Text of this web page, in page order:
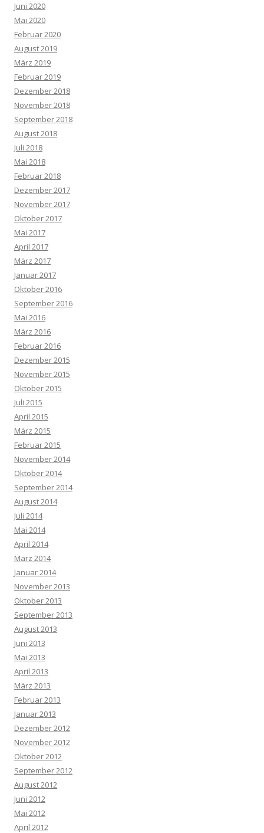
Juni 2020
Mai 2020
Februar 2020
August 2019
März 2019
Februar 2019
Dezember 2018
November 2018
September 2018
August 2018
Juli 2018
Mai 2018
Februar 2018
Dezember 2017
November 2017
Oktober 2017
Mai 2017
April 2017
März 2017
Januar 2017
Oktober 2016
September 2016
Mai 2016
März 2016
Februar 2016
Dezember 2015
November 2015
Oktober 2015
Juli 2015
April 2015
März 2015
Februar 2015
November 2014
Oktober 2014
September 2014
August 2014
Juli 2014
Mai 2014
April 2014
März 2014
Januar 2014
November 2013
Oktober 2013
September 2013
August 2013
Juni 2013
Mai 2013
April 2013
März 2013
Februar 2013
Januar 2013
Dezember 2012
November 2012
Oktober 2012
September 2012
August 2012
Juni 2012
Mai 2012
April 2012